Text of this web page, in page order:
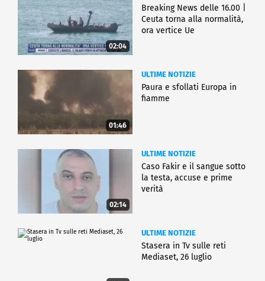
02:04
Breaking News delle 16.00 |
Ceuta torna alla normalità,
ora vertice Ue
01:46
ULTIME NOTIZIE
Paura e sfollati Europa in
fiamme
02:14
ULTIME NOTIZIE
Caso Fakir e il sangue sotto
la testa, accuse e prime
verità
ULTIME NOTIZIE
Stasera in Tv sulle reti
Mediaset, 26 luglio